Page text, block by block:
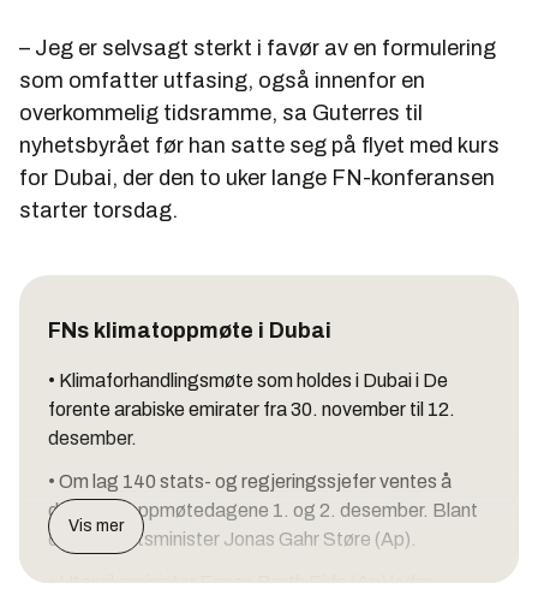
– Jeg er selvsagt sterkt i favør av en formulering
som omfatter utfasing, også innenfor en
overkommelig tidsramme, sa Guterres til
nyhetsbyrået før han satte seg på flyet med kurs
for Dubai, der den to uker lange FN-konferansen
starter torsdag.
FNs klimatoppmøte i Dubai
• Klimaforhandlingsmøte som holdes i Dubai i De
forente arabiske emirater fra 30. november til 12.
desember.
• Om lag 140 stats- og regjeringssjefer ventes å
delta på toppmøtedagene 1. og 2. desember. Blant
dem er statsminister Jonas Gahr Støre (Ap).
• Utenriksminister Espen Barth Eide (Ap) leder
Vis mer